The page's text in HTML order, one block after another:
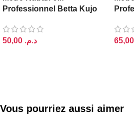
Professionnel Betta Kujo
د.م.
Vous pourriez aussi aimer